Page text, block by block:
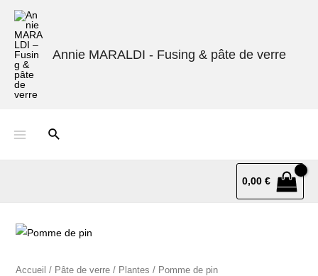
Annie MARALDI - Fusing & pâte de verre
0,00€
Accueil / Pâte de verre/ Plantes / Pomme de pin